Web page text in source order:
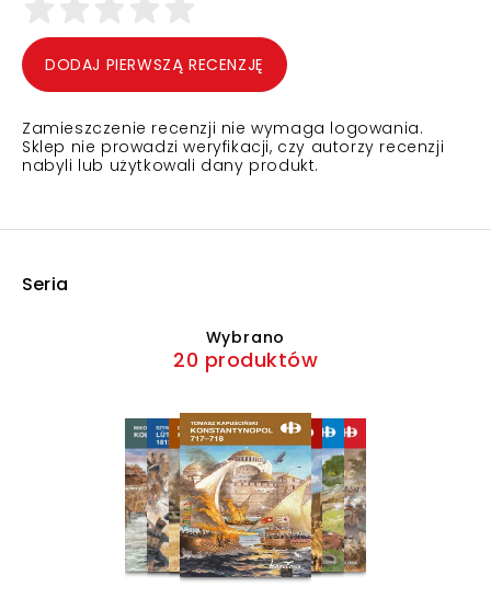
DODAJ PIERWSZĄ RECENZJĘ
Zamieszczenie recenzji nie wymaga logowania.
Sklep nie prowadzi weryfikacji, czy autorzy recenzji
nabyli lub użytkowali dany produkt.
Seria
Wybrano
20 produktów